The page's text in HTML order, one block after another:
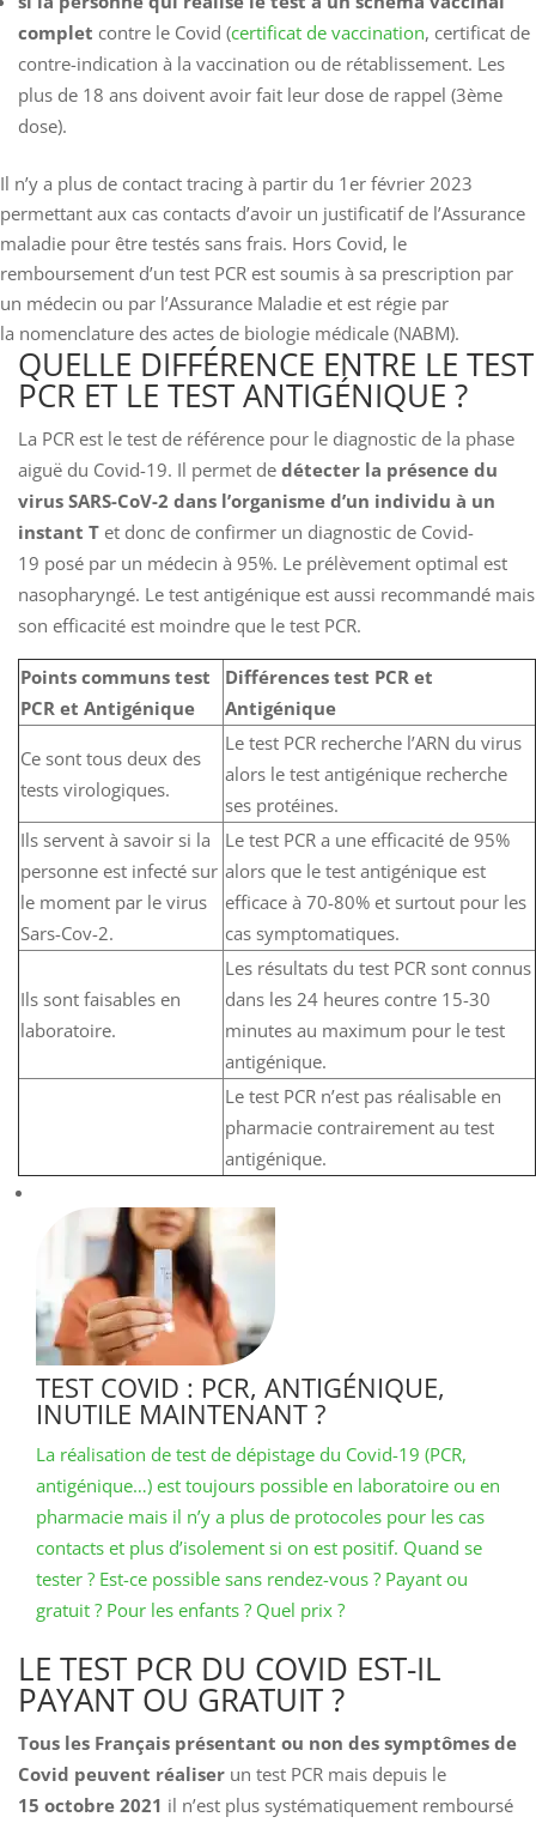
complet contre le Covid (certificat de vaccination, certificat de
contre-indication à la vaccination ou de rétablissement. Les
plus de 18 ans doivent avoir fait leur dose de rappel (3ème
dose).
Il n’y a plus de contact tracing à partir du 1er février 2023
permettant aux cas contacts d’avoir un justificatif de l’Assurance
maladie pour être testés sans frais. Hors Covid, le
remboursement d’un test PCR est soumis à sa prescription par
un médecin ou par l’Assurance Maladie et est régie par
la nomenclature des actes de biologie médicale (NABM).
QUELLE DIFFÉRENCE ENTRE LE TEST
PCR ET LE TEST ANTIGÉNIQUE ?
La PCR est le test de référence pour le diagnostic de la phase
aiguë du Covid-19. Il permet de détecter la présence du
virus SARS-CoV-2 dans l’organisme d’un individu à un
instant T et donc de confirmer un diagnostic de Covid-
19 posé par un médecin à 95%. Le prélèvement optimal est
nasopharyngé. Le test antigénique est aussi recommandé mais
son efficacité est moindre que le test PCR.
Points communs test
PCR et Antigénique
Différences test PCR et
Antigénique
Ce sont tous deux des
tests virologiques.
Le test PCR recherche l’ARN du virus
alors le test antigénique recherche
ses protéines.
Ils servent à savoir si la
personne est infecté sur
le moment par le virus
Sars-Cov-2.
Le test PCR a une efficacité de 95%
alors que le test antigénique est
efficace à 70-80% et surtout pour les
cas symptomatiques.
Ils sont faisables en
laboratoire.
Les résultats du test PCR sont connus
dans les 24 heures contre 15-30
minutes au maximum pour le test
antigénique.
Le test PCR n’est pas réalisable en
pharmacie contrairement au test
antigénique.
TEST COVID : PCR, ANTIGÉNIQUE,
INUTILE MAINTENANT ?
La réalisation de test de dépistage du Covid-19 (PCR,
antigénique…) est toujours possible en laboratoire ou en
pharmacie mais il n’y a plus de protocoles pour les cas
contacts et plus d’isolement si on est positif. Quand se
tester ? Est-ce possible sans rendez-vous ? Payant ou
gratuit ? Pour les enfants ? Quel prix ?
LE TEST PCR DU COVID EST-IL
PAYANT OU GRATUIT ?
Tous les Français présentant ou non des symptômes de
Covid peuvent réaliser un test PCR mais depuis le
15 octobre 2021 il n’est plus systématiquement remboursé